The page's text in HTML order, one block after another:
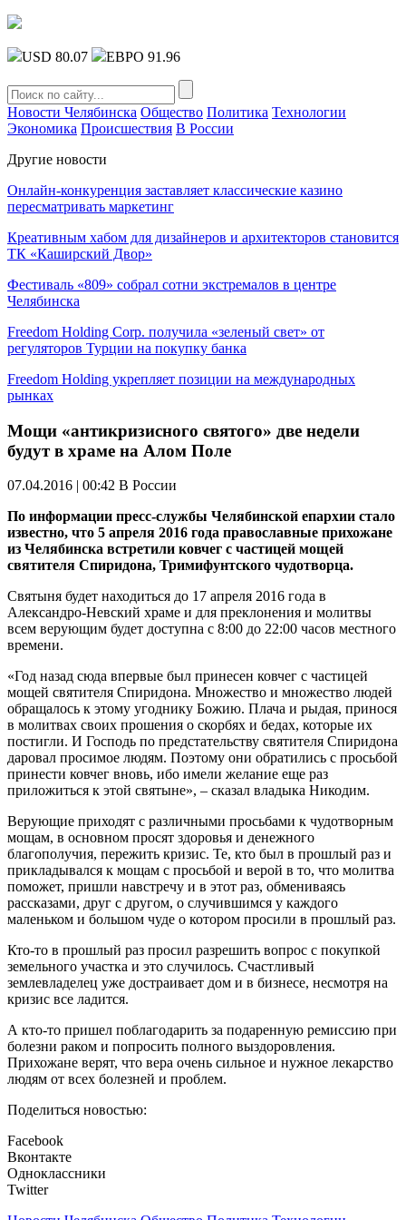
USD 80.07 ЕВРО 91.96
Новости Челябинска Общество Политика Технологии
Экономика Происшествия В России
Другие новости
Онлайн-конкуренция заставляет классические казино
пересматривать маркетинг
Креативным хабом для дизайнеров и архитекторов становится
ТК «Каширский Двор»
Фестиваль «809» собрал сотни экстремалов в центре
Челябинска
Freedom Holding Corp. получила «зеленый свет» от
регуляторов Турции на покупку банка
Freedom Holding укрепляет позиции на международных
рынках
Мощи «антикризисного святого» две недели
будут в храме на Алом Поле
07.04.2016 | 00:42 В России
По информации пресс-службы Челябинской епархии стало
известно, что 5 апреля 2016 года православные прихожане
из Челябинска встретили ковчег с частицей мощей
святителя Спиридона, Тримифунтского чудотворца.
Святыня будет находиться до 17 апреля 2016 года в
Александро-Невский храме и для преклонения и молитвы
всем верующим будет доступна с 8:00 до 22:00 часов местного
времени.
«Год назад сюда впервые был принесен ковчег с частицей
мощей святителя Спиридона. Множество и множество людей
обращалось к этому угоднику Божию. Плача и рыдая, принося
в молитвах своих прошения о скорбях и бедах, которые их
постигли. И Господь по предстательству святителя Спиридона
даровал просимое людям. Поэтому они обратились с просьбой
принести ковчег вновь, ибо имели желание еще раз
приложиться к этой святыне», – сказал владыка Никодим.
Верующие приходят с различными просьбами к чудотворным
мощам, в основном просят здоровья и денежного
благополучия, пережить кризис. Те, кто был в прошлый раз и
прикладывался к мощам с просьбой и верой в то, что молитва
поможет, пришли навстречу и в этот раз, обмениваясь
рассказами, друг с другом, о случившимся у каждого
маленьком и большом чуде о котором просили в прошлый раз.
Кто-то в прошлый раз просил разрешить вопрос с покупкой
земельного участка и это случилось. Счастливый
землевладелец уже достраивает дом и в бизнесе, несмотря на
кризис все ладится.
А кто-то пришел поблагодарить за подаренную ремиссию при
болезни раком и попросить полного выздоровления.
Прихожане верят, что вера очень сильное и нужное лекарство
людям от всех болезней и проблем.
Поделиться новостью:
Facebook
Вконтакте
Одноклассники
Twitter